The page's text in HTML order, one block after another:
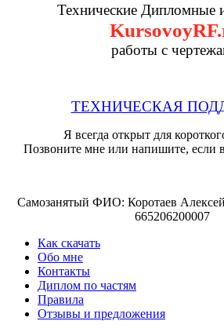
Технические Дипломные
работы с
ТЕХНИЧЕСКАЯ
Я всегда открыт для
Позвоните мне или напишите, если
Самозанятый ФИО: Коротаев
665206200007
Как скачать
Обо мне
Контакты
Диплом по частям
Правила
Отзывы и предложения